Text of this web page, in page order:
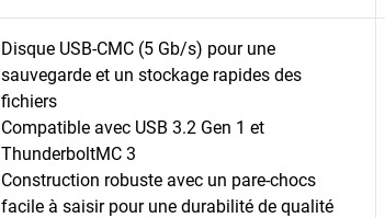
Disque USB-CMC (5 Gb/s) pour une
sauvegarde et un stockage rapides des
fichiers
Compatible avec USB 3.2 Gen 1 et
ThunderboltMC 3
Construction robuste avec un pare-chocs
facile à saisir pour une durabilité de qualité